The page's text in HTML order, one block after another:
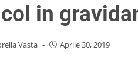
in
Vasta - Aprile 30, 2019